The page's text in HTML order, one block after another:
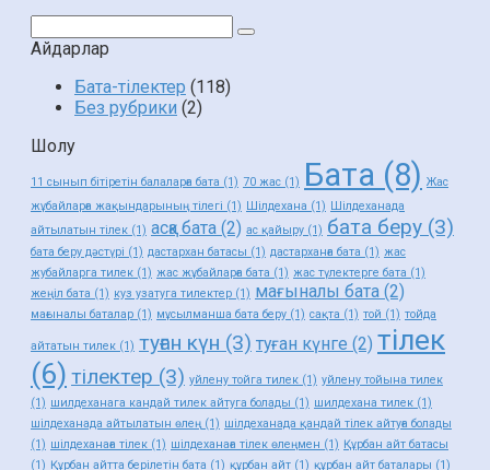
Айдарлар
Бата-тілектер (118)
Без рубрики (2)
Шолу
11 сынып бітіретін балаларға бата (1) 70 жас (1) Бата (8) Жас
жұбайларға жақындарының тілегі (1) Шілдехана (1) Шілдеханада
айтылатын тілек (1) асқа бата (2) ас қайыру (1) бата беру (3)
бата беру дәстүрі (1) дастархан батасы (1) дастарханға бата (1) жас
жубайларга тилек (1) жас жұбайларға бата (1) жас түлектерге бата (1)
жеңіл бата (1) куз узатуга тилектер (1) мағыналы бата (2)
мағыналы баталар (1) мұсылманша бата беру (1) сақта (1) той (1) тойда
айтатын тилек (1) туған күн (3) туған күнге (2) тілек
(6) тілектер (3) уйлену тойга тилек (1) уйлену тойына тилек
(1) шилдеханага кандай тилек айтуга болады (1) шилдехана тилек (1)
шілдеханада айтылатын өлең (1) шілдеханада қандай тілек айтуға болады
(1) шілдеханаға тілек (1) шілдеханаға тілек өлеңмен (1) Құрбан айт батасы
(1) Құрбан айтта берілетін бата (1) құрбан айт (1) құрбан айт баталары (1)